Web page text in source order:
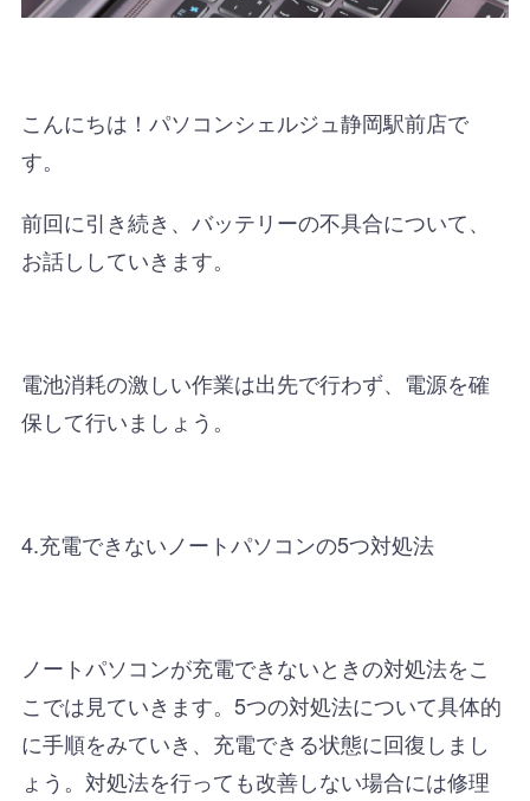
こんにちは！パソコンシェルジュ静岡駅前店で
す。
前回に引き続き、バッテリーの不具合について、
お話ししていきます。
電池消耗の激しい作業は出先で行わず、電源を確
保して行いましょう。
4.充電できないノートパソコンの5つ対処法
ノートパソコンが充電できないときの対処法をこ
こでは見ていきます。5つの対処法について具体的
に手順をみていき、充電できる状態に回復しまし
ょう。対処法を行っても改善しない場合には修理